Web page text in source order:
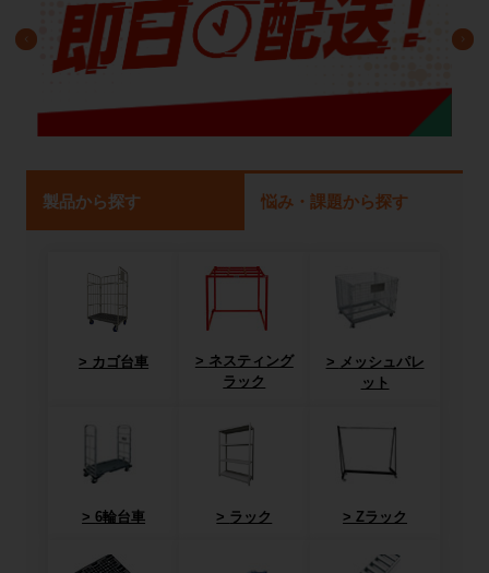
製品から探す 悩み・課題から探す
カゴ台車
ネスティング
ラック
メッシュパレ
ット
6輪台車 ラック Zラック